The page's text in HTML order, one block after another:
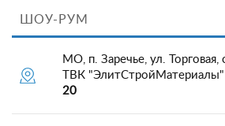
ШОУ-РУМ
МО, п. Заречье, ул. Торговая,
ТВК "ЭлитСтройМатериалы"
20